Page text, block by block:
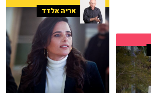
אריה אלדד